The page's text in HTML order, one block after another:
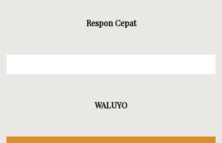
Respon Cepat
WALUYO